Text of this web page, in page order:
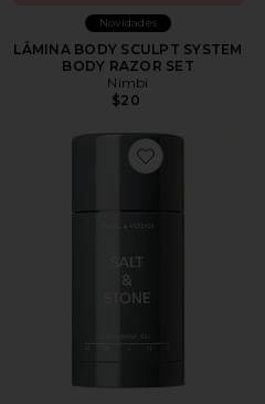
Novidades
LÂMINA BODY SCULPT SYSTEM
BODY RAZOR SET
Nimbi
$20
Favorite Santal &